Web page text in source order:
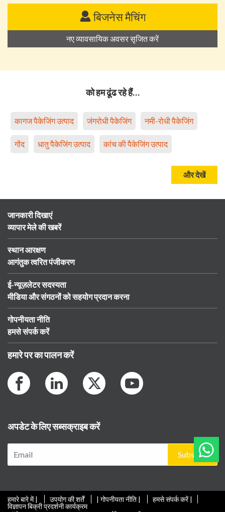
बिजनेस मैचिंग
नए व्यावसायिक अवसर सृजित करें
को हम ढूंढ रहे हैं…
कागज पैकेजिंग उत्पाद जंगरोधी पैकेजिंग नमी-रोधी पैकेजिंग
गोंद धातु पैकेजिंग उत्पाद कांच की पैकेजिंग उत्पाद
और देखें
जानकारी दिखाएं
व्यापार मेले की खबरें
स्थान आरक्षण
आगंतुक त्वरित पंजीकरण
ई-न्यूज़लेटर सदस्यता
मीडिया और संगठनों को सहयोग प्रदान करना
गोपनीयता नीति
हमसे संपर्क करें
हमारे पर का पालन करें
अपडेट के लिए सब्सक्राइब करें
Subscribe
हमारे बारे में | उपयोग की शर्तें | गोपनीयता नीति |
हमसे संपर्क करें |
विज्ञापन बिक्री प्रदर्शनी कार्यक्रम